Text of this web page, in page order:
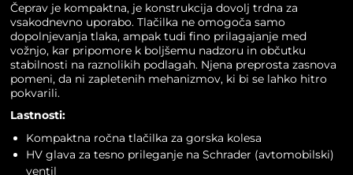
Čeprav je kompaktna, je konstrukcija dovolj trdna za
vsakodnevno uporabo. Tlačilka ne omogoča samo
dopolnjevanja tlaka, ampak tudi fino prilagajanje med
vožnjo, kar pripomore k boljšemu nadzoru in občutku
stabilnosti na raznolikih podlagah. Njena preprosta zasnova
pomeni, da ni zapletenih mehanizmov, ki bi se lahko hitro
pokvarili.
Lastnosti:
Kompaktna ročna tlačilka za gorska kolesa
HV glava za tesno prileganje na Schrader (avtomobilski)
ventil